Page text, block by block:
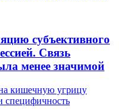
субъективного
Связь
менее значимой
на кишечную угрицу
специфичность